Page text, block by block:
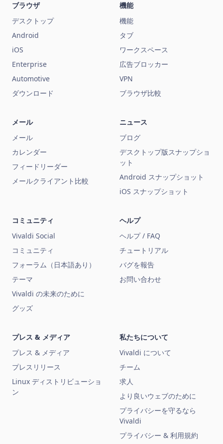
ブラウザ
デスクトップ
Android
iOS
Enterprise
Automotive
ダウンロード
機能
機能
タブ
ワークスペース
広告ブロッカー
VPN
ブラウザ比較
メール
メール
カレンダー
フィードリーダー
メールクライアント比較
ニュース
ブログ
デスクトップ版スナップショ
ット
Android スナップショット
iOS スナップショット
コミュニティ
Vivaldi Social
コミュニティ
フォーラム（日本語あり）
テーマ
Vivaldi の未来のために
グッズ
ヘルプ
ヘルプ / FAQ
チュートリアル
バグを報告
お問い合わせ
プレス & メディア
プレス & メディア
プレスリリース
Linux ディストリビューショ
ン
私たちについて
Vivaldi について
チーム
求人
より良いウェブのために
プライバシーを守るなら
Vivaldi
プライバシー & 利用規約